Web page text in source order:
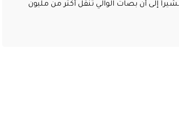
حوجة الولاية الفعلية لـ(7) آلاف بص، مشيراً إلى أن بصات الوالي تنقل أكثر من مليون